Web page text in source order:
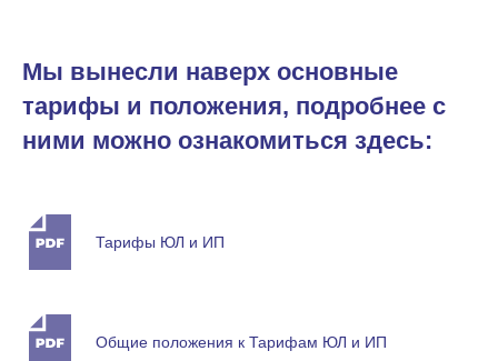
Мы вынесли наверх основные
тарифы и положения, подробнее с
ними можно ознакомиться здесь:
Тарифы ЮЛ и ИП
Общие положения к Тарифам ЮЛ и ИП